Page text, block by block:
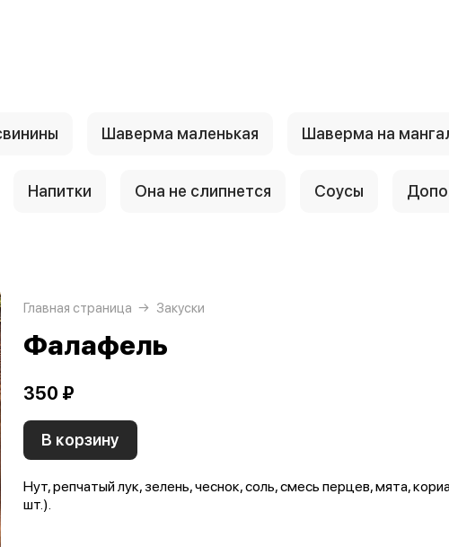
Шаверма маленькая Шаверма на
Напитки Она не слипнется Соусы
Главная страница Закуски
Фалафель
350 ₽
В корзину
Нут, репчатый лук, зелень, чеснок, соль, смесь перцев, мята,
шт.).